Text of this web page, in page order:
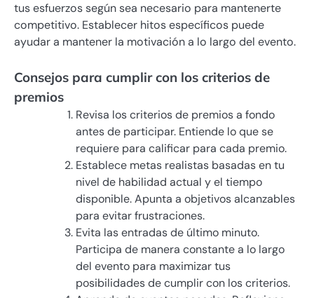
tus esfuerzos según sea necesario para mantenerte
competitivo. Establecer hitos específicos puede
ayudar a mantener la motivación a lo largo del evento.
Consejos para cumplir con los criterios de
premios
Revisa los criterios de premios a fondo
antes de participar. Entiende lo que se
requiere para calificar para cada premio.
Establece metas realistas basadas en tu
nivel de habilidad actual y el tiempo
disponible. Apunta a objetivos alcanzables
para evitar frustraciones.
Evita las entradas de último minuto.
Participa de manera constante a lo largo
del evento para maximizar tus
posibilidades de cumplir con los criterios.